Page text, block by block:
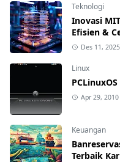
Teknologi
Inovasi
Efisien &
Des 11, 2025
Linux
Apr 29, 2010
Keuangan
Terbaik